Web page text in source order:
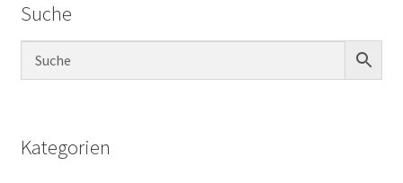
Kontakt
Suche
Kategorien